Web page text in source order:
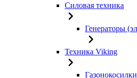
Силовая техника
Генераторы
Техника Viking